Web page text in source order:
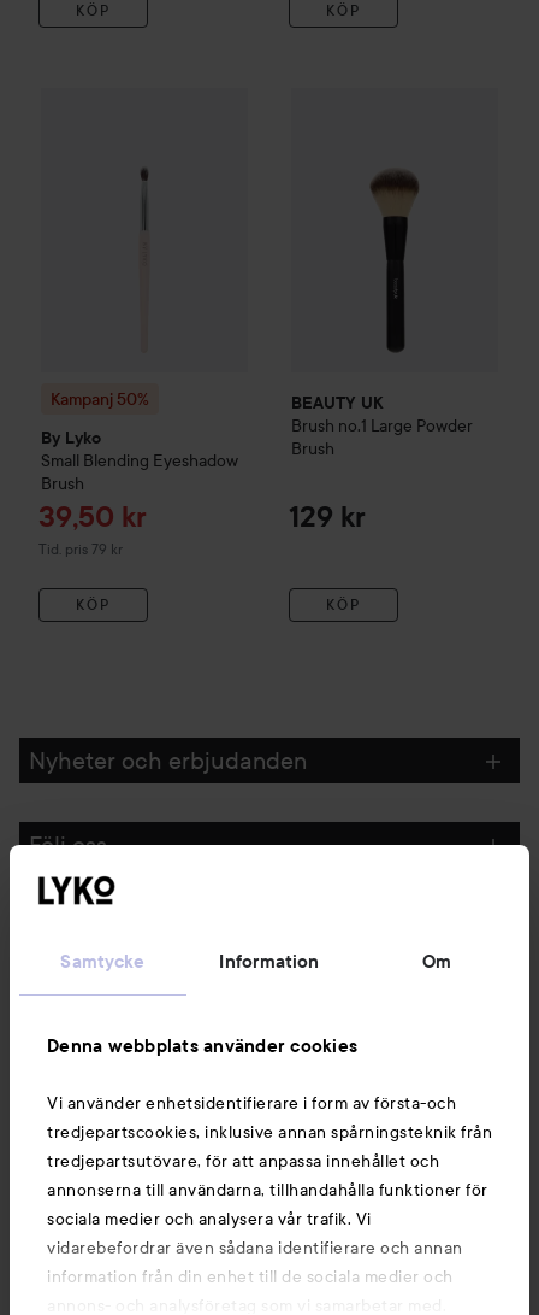
Samtycke Information Om
Denna webbplats använder cookies
Vi använder enhetsidentifierare i form av första-och
tredjepartscookies, inklusive annan spårningsteknik från
tredjepartsutövare, för att anpassa innehållet och
annonserna till användarna, tillhandahålla funktioner för
sociala medier och analysera vår trafik. Vi
vidarebefordrar även sådana identifierare och annan
information från din enhet till de sociala medier och
annons- och analysföretag som vi samarbetar med.
KÖP KÖP
Kampanj 50%
By Lyko
Small Blending Eyeshadow
Brush
Reapris
39,50 kr
Tid. pris 79 kr
Tidigare pris 79 kr
KÖP
BEAUTY UK
Brush no.1 Large Powder
Brush
129 kr
KÖP
Nyheter och erbjudanden
Följ oss
Du kanske också gillar